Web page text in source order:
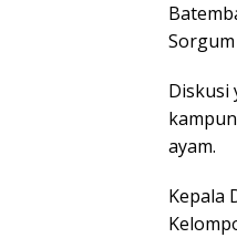
Diskusi
ayam.
Kepala